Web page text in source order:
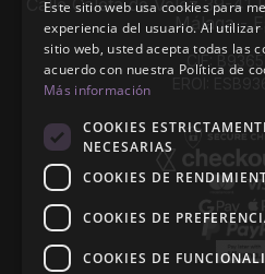
Calle Caleta de Velez 39-
Málaga -
CIF:
Este sitio web usa cookies para
experiencia del usuario. Al utilizar
sitio web, usted acepta todas las
acuerdo con nuestra Política de
Más información
COOKIES
NECESARIAS
COOKIES DE
COOKIES DE
COOKIES DE